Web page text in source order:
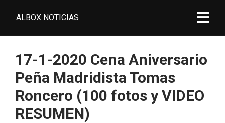
ALBOX NOTICIAS
17-1-2020 Cena Aniversario
Peña Madridista Tomas
Roncero (100 fotos y VIDEO
RESUMEN)